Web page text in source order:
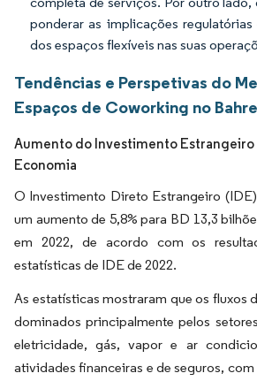
ponderar as implicações
dos espaços flexíveis nas suas
Tendências e Perspetivas do
Espaços de Coworking no
Aumento do Investimento Estrangeiro
Economia
O Investimento Direto Estrangeiro
um aumento de 5,8% para BD 13,3
em 2022, de acordo com os
estatísticas de IDE de 2022.
As estatísticas mostraram que os fluxos
dominados principalmente pelos
eletricidade, gás, vapor e ar
atividades financeiras e de seguros, com